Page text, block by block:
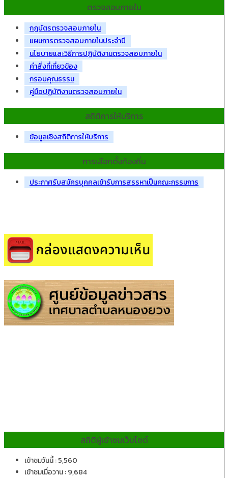
ตรวจสอบภายใน
กฎบัตรตรวจสอบภายใน
แผนการตรวจสอบภายในประจำปี
นโยบายและวิธีการปฏิบัติงานตรวจสอบภายใน
คำสั่งที่เกี่ยวข้อง
กรอบคุณธรรม
คู่มือปฏิบัติงานตรวจสอบภายใน
สถิติการให้บริการ
ข้อมูลเชิงสถิติการให้บริการ
การเลือกตั้งท้องถิ่น
ประกาศรับสมัครบุคคลเข้ารับการสรรหาเป็นคณะกรรมการ
สถิติผู้เข้าชมเว็บไซต์
เข้าชมวันนี้ : 5,560
เข้าชมเมื่อวาน : 9,684